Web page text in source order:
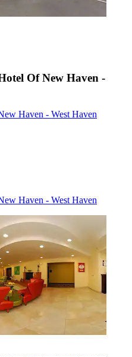
Of New Haven -
Haven - West Haven
Haven - West Haven